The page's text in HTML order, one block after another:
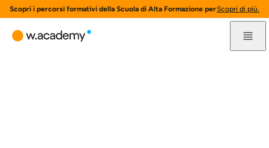
Scopri i percorsi formativi della Scuola di Alta Formazione per l'innovazione
Scopri di più.